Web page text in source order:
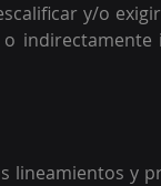
y/o
indirectamente
lineamientos y